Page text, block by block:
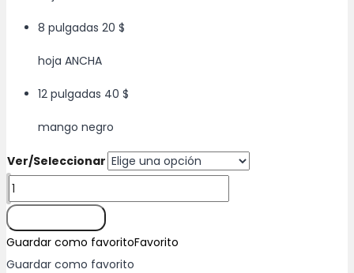
8 pulgadas 20 $
hoja ANCHA
12 pulgadas 40 $
mango negro
Ver/Seleccionar
Cuchillos
marca
"MUNDIAL"
cantidad
Guardar como favoritoFavorito
Guardar como favorito